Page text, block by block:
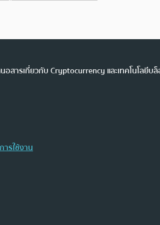
สารเกี่ยวกับ Cryptocurrency และเทคโนโลยี
รใช้งาน